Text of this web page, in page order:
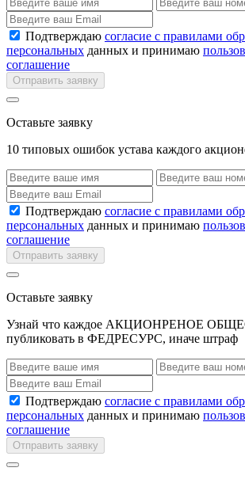
Подтверждаю согласие с правилами
персональных данных и принимаю
соглашение
Отправить заявку
Оставьте заявку
10 типовых ошибок устава каждого
Подтверждаю согласие с правилами
персональных данных и принимаю
соглашение
Отправить заявку
Оставьте заявку
Узнай что каждое АКЦИОНРЕНОЕ
публиковать в ФЕДРЕСУРС, иначе штраф
Подтверждаю согласие с правилами
персональных данных и принимаю
соглашение
Отправить заявку